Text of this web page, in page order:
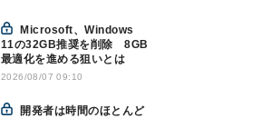
11の32GB推奨を削除 8GB
最適化を進める狙いとは
2026/08/07 09:10